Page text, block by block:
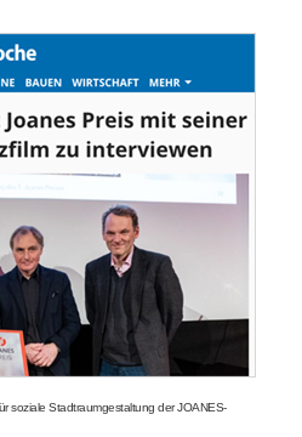
soziale Stadtraumgestaltung der JOANES-